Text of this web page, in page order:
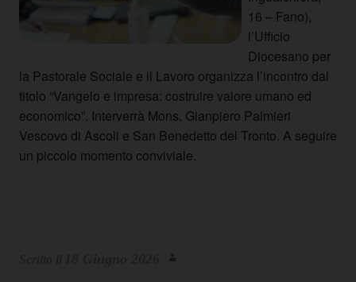
16 – Fano),
l’Ufficio
Diocesano per
la Pastorale Sociale e il Lavoro organizza l’incontro dal
titolo “Vangelo e impresa: costruire valore umano ed
economico”. Interverrà Mons. Gianpiero Palmieri
Vescovo di Ascoli e San Benedetto del Tronto. A seguire
un piccolo momento conviviale.